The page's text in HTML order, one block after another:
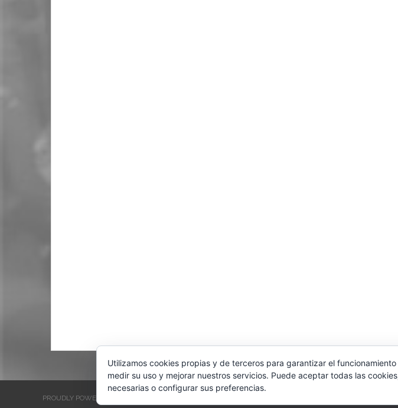
PROUDLY POWERED BY WORDPRESS
Utilizamos cookies propias y de terceros para garantizar el
medir su uso y mejorar nuestros servicios. Puede aceptar todas las
necesarias o configurar sus preferencias.